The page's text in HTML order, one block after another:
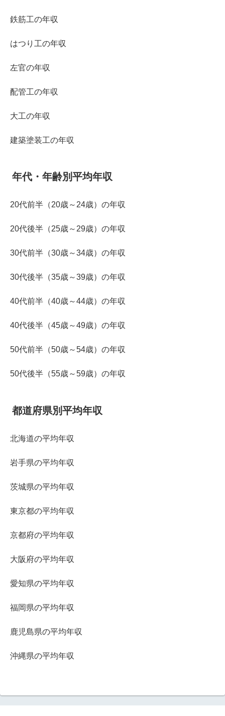
鉄筋工の年収
はつり工の年収
左官の年収
配管工の年収
大工の年収
建築塗装工の年収
年代・年齢別平均年収
20代前半（20歳～24歳）の年収
20代後半（25歳～29歳）の年収
30代前半（30歳～34歳）の年収
30代後半（35歳～39歳）の年収
40代前半（40歳～44歳）の年収
40代後半（45歳～49歳）の年収
50代前半（50歳～54歳）の年収
50代後半（55歳～59歳）の年収
都道府県別平均年収
北海道の平均年収
岩手県の平均年収
茨城県の平均年収
東京都の平均年収
京都府の平均年収
大阪府の平均年収
愛知県の平均年収
福岡県の平均年収
鹿児島県の平均年収
沖縄県の平均年収